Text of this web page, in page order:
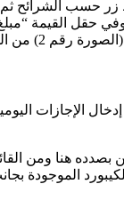
حقل القيمة “مبلغ
لكل الموظفين” يرجى الرجوع إليها.
الإجازات
بصدده هنا ومن